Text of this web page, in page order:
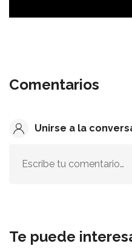
Comentarios
Unirse a la
Escribe tu comentario…
Te puede